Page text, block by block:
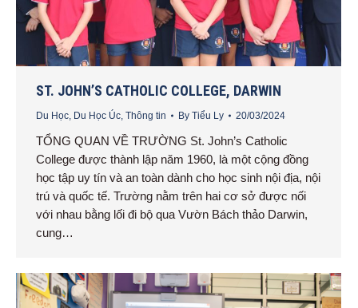
ST. JOHN’S CATHOLIC COLLEGE, DARWIN
Du Học Du Học Úc Thông tin By Tiểu Ly 20/03/2024
TỔNG QUAN VỀ TRƯỜNG St. John’s Catholic
College được thành lập năm 1960, là một cộng đồng
học tập uy tín và an toàn dành cho học sinh nội địa, nội
trú và quốc tế. Trường nằm trên hai cơ sở được nối
với nhau bằng lối đi bộ qua Vườn Bách thảo Darwin,
cung…